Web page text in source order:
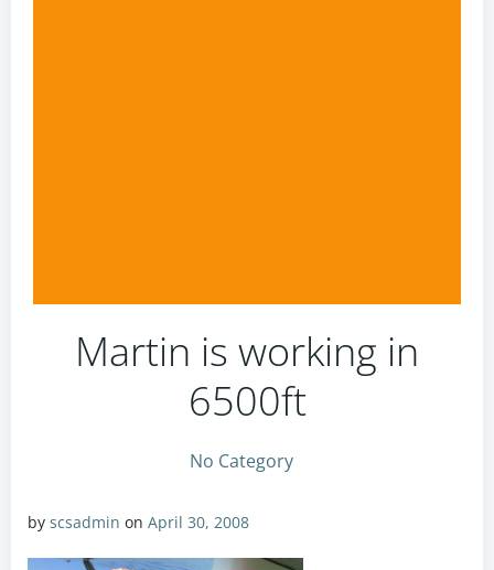
Martin is working in
6500ft
No Category
by scsadmin on April 30, 2008